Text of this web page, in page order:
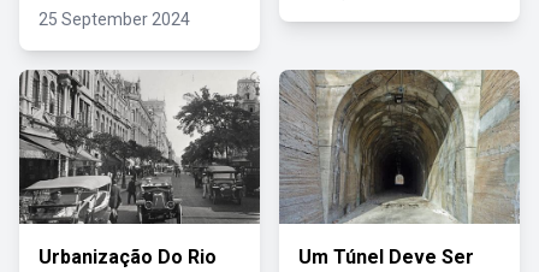
25 September 2024
Urbanização Do Rio Um Túnel Deve Ser